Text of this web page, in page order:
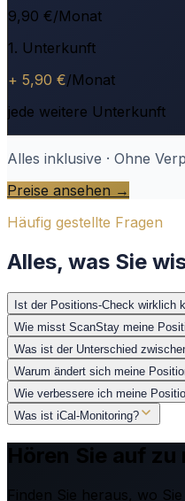
9,90 €/Monat
1. Unterkunft
+ 5,90 €/Monat
jede weitere Unterkunft
Alles inklusive · Ohne
Preise ansehen →
Häufig gestellte Fragen
Alles, was Sie
Ist der Positions-Check wirklich
Wie misst ScanStay meine
Was ist der Unterschied
Warum ändert sich meine
Wie verbessere ich meine
Was ist iCal-Monitoring?
Hören Sie auf
Finden Sie heraus, wo